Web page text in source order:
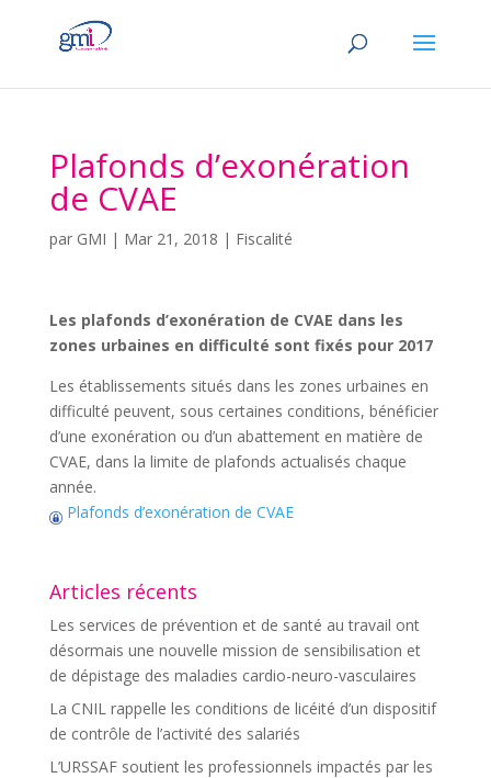
Plafonds d’exonération
de CVAE
par GMI | Mar 21, 2018 | Fiscalité
Les plafonds d’exonération de CVAE dans les
zones urbaines en difficulté sont fixés pour 2017
Les établissements situés dans les zones urbaines en
difficulté peuvent, sous certaines conditions, bénéficier
d’une exonération ou d’un abattement en matière de
CVAE, dans la limite de plafonds actualisés chaque
année.
Plafonds d’exonération de CVAE
Articles récents
Les services de prévention et de santé au travail ont
désormais une nouvelle mission de sensibilisation et
de dépistage des maladies cardio-neuro-vasculaires
La CNIL rappelle les conditions de licéité d’un dispositif
de contrôle de l’activité des salariés
L’URSSAF soutient les professionnels impactés par les